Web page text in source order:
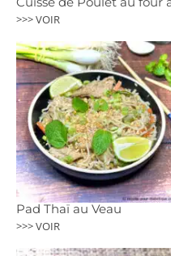
>>> VOIR
Pad Thaï au Veau
>>> VOIR